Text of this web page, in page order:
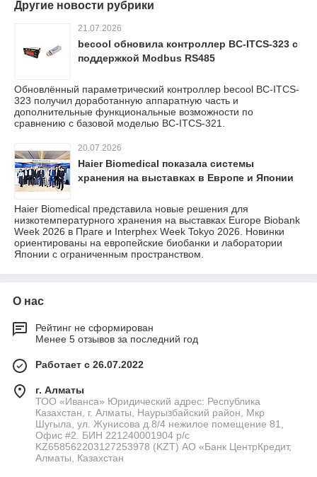
Другие новости рубрики
21.07.2026
becool обновила контроллер BC-ITCS-323 с
поддержкой Modbus RS485
Обновлённый параметрический контроллер becool BC-ITCS-
323 получил доработанную аппаратную часть и
дополнительные функциональные возможности по
сравнению с базовой моделью BC-ITCS-321.
20.07.2026
Haier Biomedical показала системы
хранения на выставках в Европе и Японии
Haier Biomedical представила новые решения для
низкотемпературного хранения на выставках Europe Biobank
Week 2026 в Праге и Interphex Week Tokyo 2026. Новинки
ориентированы на европейские биобанки и лаборатории
Японии с ограниченным пространством.
О нас
Рейтинг не сформирован
Менее 5 отзывов за последний год
Работает с 26.07.2022
г. Алматы
ТОО «Иванса» Юридический адрес: Республика
Казахстан, г. Алматы, Наурызбайский район, Мкр
Шугыла, ул. Жунисова д.8/4 нежилое помещение 81,
Офис #2. БИН 221240001904 р/с
KZ658562203127253978 (KZT) АО «Банк ЦентрКредит,
Алматы, Казахстан